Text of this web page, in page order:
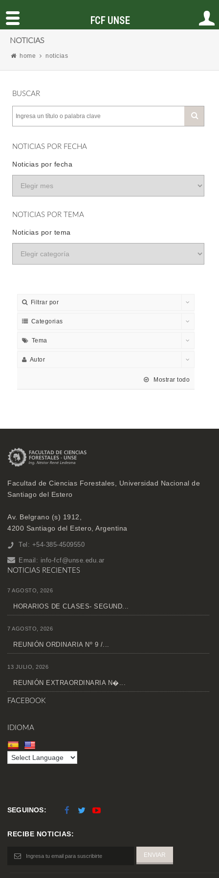
NOTICIAS
home noticias
BUSCAR
NOTICIAS POR FECHA
Noticias por fecha
NOTICIAS POR TEMA
Noticias por tema
Filtrar por
Categorias
Tema
Autor
Mostrar todo
Facultad de Ciencias Forestales, Universidad Nacional de
Santiago del Estero
Av. Belgrano (s) 1912,
4200 Santiago del Estero, Argentina
Tel: +54-385-4509550
Email: info-fcf@unse.edu.ar
NOTICIAS RECIENTES
7 AGOSTO, 2026
HORARIOS DE CLASES- SEGUND...
7 AGOSTO, 2026
REUNIÓN ORDINARIA Nº 9 /...
13 JULIO, 2026
REUNIÓN EXTRAORDINARIA N�...
FACEBOOK
IDIOMA
SEGUINOS:
RECIBE NOTICIAS:
FCF UNSE